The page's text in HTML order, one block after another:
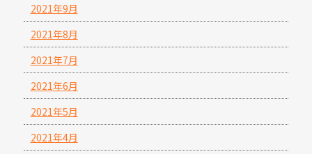
2021年9月
2021年8月
2021年7月
2021年6月
2021年5月
2021年4月